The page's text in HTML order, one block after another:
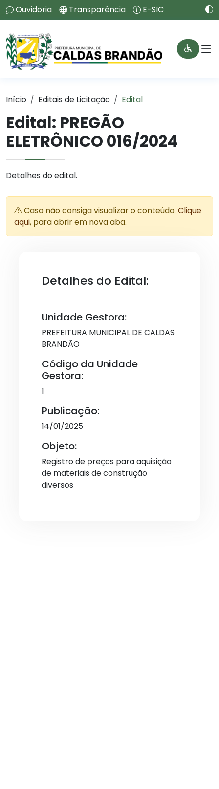
Ouvidoria Transparência E-SIC
Início Editais de Licitação Edital
Edital: PREGÃO
ELETRÔNICO 016/2024
Detalhes do edital.
Caso não consiga visualizar o conteúdo. Clique
aqui, para abrir em nova aba.
Detalhes do Edital:
Unidade Gestora:
PREFEITURA MUNICIPAL DE CALDAS
BRANDÃO
Código da Unidade
Gestora:
1
Publicação:
14/01/2025
Objeto:
Registro de preços para aquisição
de materiais de construção
diversos